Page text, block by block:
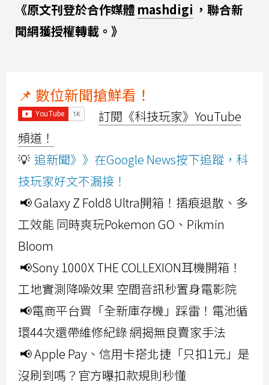
《原文刊登於合作媒體 mashdigi ，聯合新
聞網獲授權轉載。》
📌 數位新聞搶鮮看！
訂閱《科技玩家》YouTube
頻道！
💡 追新聞》》在Google News按下追蹤，科
技玩家好文不漏接！
📢 Galaxy Z Fold8 Ultra開箱！摺痕退散、多
工效能 同時爽玩Pokemon GO、Pikmin
Bloom
📢Sony 1000X THE COLLEXION耳機開箱！
工地實測降噪效果 空間音訊秒置身電影院
📢電商平台買「全新庫存機」踩雷！電池循
環44次還帶維修紀錄 網揭無良賣家手法
📢 Apple Pay、信用卡搭北捷「只扣1元」是
沒刷到嗎？官方曝扣款規則秒懂